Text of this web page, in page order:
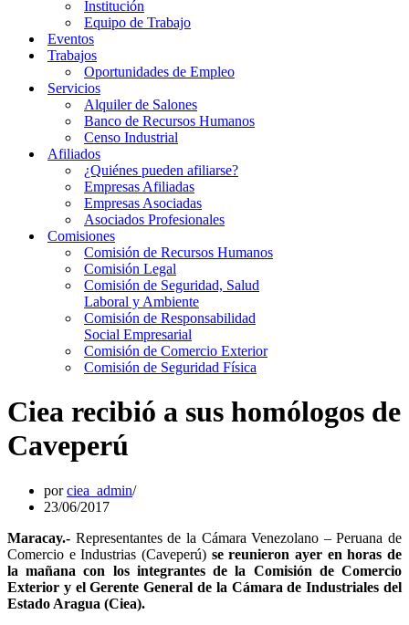
Institución
Equipo de Trabajo
Eventos
Trabajos
Oportunidades de Empleo
Servicios
Alquiler de Salones
Banco de Recursos Humanos
Censo Industrial
Afiliados
¿Quiénes pueden afiliarse?
Empresas Afiliadas
Empresas Asociadas
Asociados Profesionales
Comisiones
Comisión de Recursos Humanos
Comisión Legal
Comisión de Seguridad, Salud
Laboral y Ambiente
Comisión de Responsabilidad
Social Empresarial
Comisión de Comercio Exterior
Comisión de Seguridad Física
Ciea recibió a sus homólogos de
Caveperú
porciea_admin
23/06/2017
Maracay.- Representantes de la Cámara Venezolano – Peruana de
Comercio e Industrias (Caveperú) se reunieron ayer en horas de
la mañana con los integrantes de la Comisión de Comercio
Exterior y el Gerente General de la Cámara de Industriales del
Estado Aragua (Ciea).